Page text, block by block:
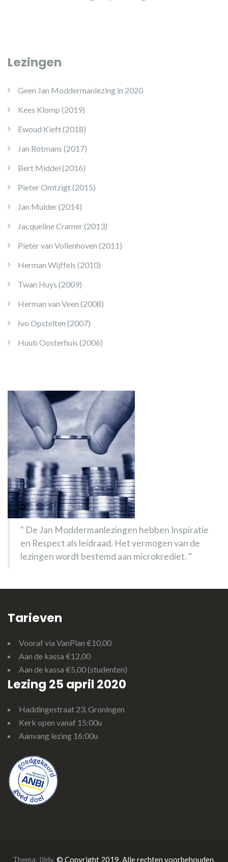
Lezingen
Geen Jan Moddermanlezing in 2020
Kees Klomp (2019)
Ewoud Kieft (2018)
Jan Rotmans (2017)
Bert Middel (2016)
Pieter Omtzigt (2015)
Jan Mulder (2014)
Jacqueline Cramer (2013)
Pieter van Vollenhoven (2011)
Herman Wijffels (2010)
Twan Huys (2009)
Herman van Veen (2008)
Ivo Opstelten (2007)
Huub Oosterhuis (2006)
De Jan Moddermanlezingen hebben Inspiratie
en Respect als leidraad. Het vermogen van de
lezingen wordt bestemd aan microkrediet.
Tarieven
Vooraf via VanPlan €10,00
Aan de kassa €12,00
Aan de kassa €5,00 (studenten)
Lezing 25 april 2020
Haddingestraat 23, Groningen
Kerk open vanaf 15:00u
Aanvang lezing 16:00u
Thema: Illdy.© Copyright 2019. Alle rechten voorbehouden.